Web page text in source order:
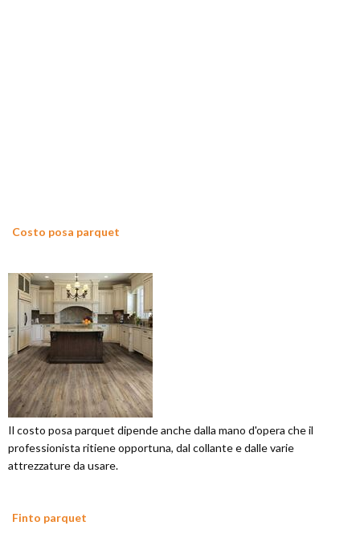
Costo posa parquet
Il costo posa parquet dipende anche dalla mano d'opera che il
professionista ritiene opportuna, dal collante e dalle varie
attrezzature da usare.
Finto parquet